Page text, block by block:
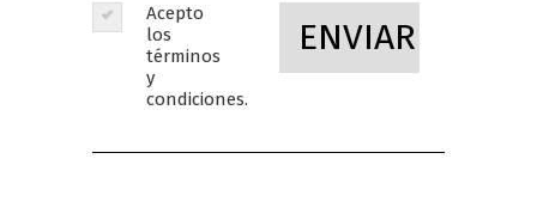
Acepto
los
términos
y
condiciones.
ENVIAR